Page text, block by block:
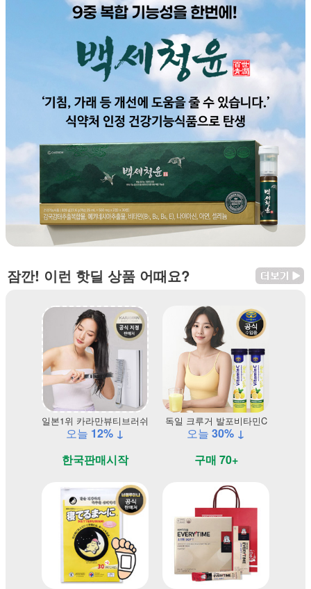
잠깐! 이런 핫딜 상품 어때요?
일본1위 카라만뷰티브러쉬
오늘 12% ↓
한국판매시작
독일 크루거 발포비타민C
오늘 30% ↓
구매 70+